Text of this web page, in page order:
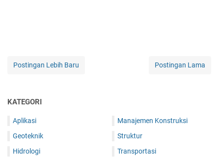
Postingan Lebih Baru Postingan Lama
KATEGORI
Aplikasi
Geoteknik
Hidrologi
Manajemen Konstruksi
Struktur
Transportasi